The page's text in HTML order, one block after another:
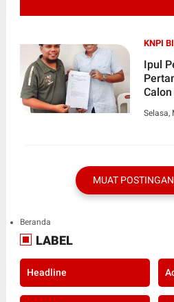
KNPI
Ipul
Selasa,
MUAT
Beranda
LABEL
Headline